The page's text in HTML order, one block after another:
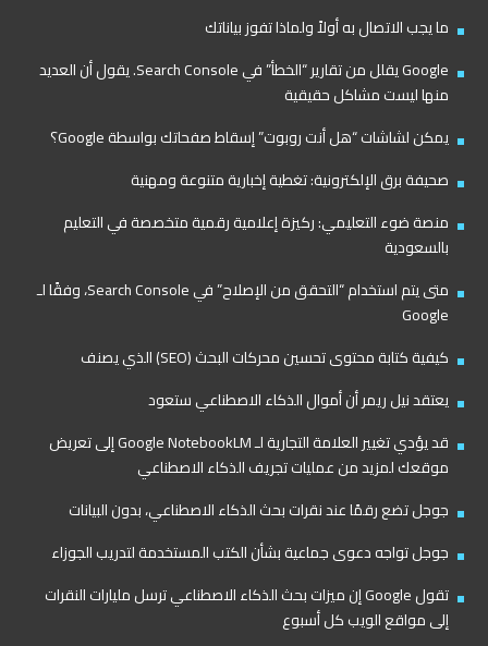
ما يجب الاتصال به أولاً ولماذا تفوز بياناتك
Google يقلل من تقارير “الخطأ” في Search Console. يقول أن العديد
منها ليست مشاكل حقيقية
يمكن لشاشات “هل أنت روبوت” إسقاط صفحاتك بواسطة Google؟
صحيفة برق الإلكترونية: تغطية إخبارية متنوعة ومهنية
منصة ضوء التعليمي: ركيزة إعلامية رقمية متخصصة في التعليم
بالسعودية
متى يتم استخدام “التحقق من الإصلاح” في Search Console، وفقًا لـ
Google
كيفية كتابة محتوى تحسين محركات البحث (SEO) الذي يصنف
يعتقد نيل ريمر أن أموال الذكاء الاصطناعي ستعود
قد يؤدي تغيير العلامة التجارية لـ Google NotebookLM إلى تعريض
موقعك لمزيد من عمليات تجريف الذكاء الاصطناعي
جوجل تضع رقمًا عند نقرات بحث الذكاء الاصطناعي، بدون البيانات
جوجل تواجه دعوى جماعية بشأن الكتب المستخدمة لتدريب الجوزاء
تقول Google إن ميزات بحث الذكاء الاصطناعي ترسل مليارات النقرات
إلى مواقع الويب كل أسبوع